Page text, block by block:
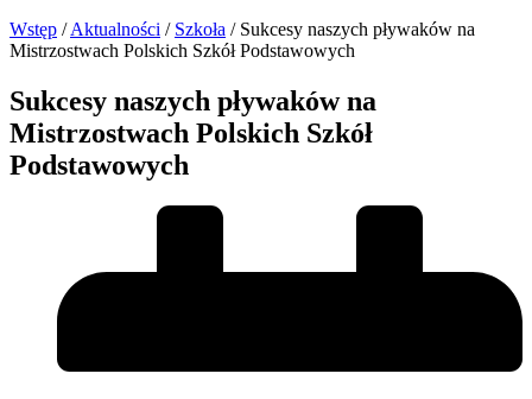
Wstęp / Aktualności / Szkoła / Sukcesy naszych pływaków na
Mistrzostwach Polskich Szkół Podstawowych
Sukcesy naszych pływaków na
Mistrzostwach Polskich Szkół
Podstawowych